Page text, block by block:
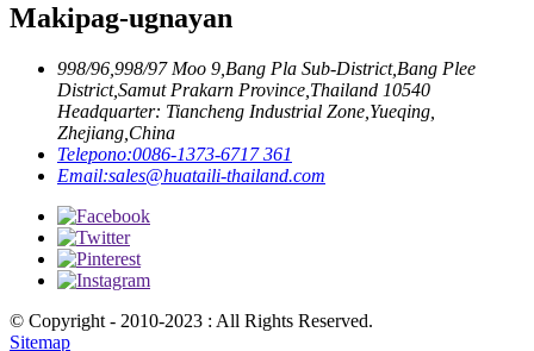
Makipag-ugnayan
998/96,998/97 Moo 9,Bang Pla Sub-District,Bang Plee
District,Samut Prakarn Province,Thailand 10540
Headquarter: Tiancheng Industrial Zone,Yueqing,
Zhejiang,China
Telepono:0086-1373-6717 361
Email:sales@huataili-thailand.com
© Copyright - 2010-2023 : All Rights Reserved.
Sitemap